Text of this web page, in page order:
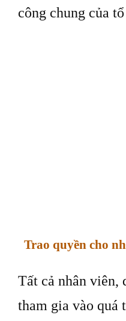
công chung của
Trao quyền cho
Tất cả nhân viên,
tham gia vào